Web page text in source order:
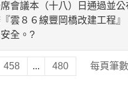
議本（十八）日通過並公
雲８６線豐岡橋改建工程
全。?
458 ... 480 每頁筆數